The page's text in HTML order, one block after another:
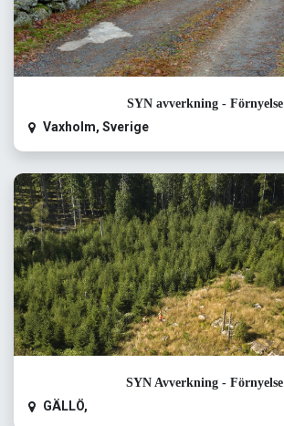
SYN avverkning - Förnyelse
Vaxholm, Sverige
SYN Avverkning - Förnyelse
GÄLLÖ,